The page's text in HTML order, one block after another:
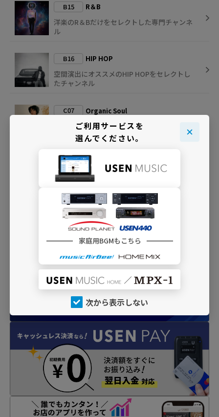
B15 R＆B
洋楽のR＆Bだけをセレクトした専門チャンネ
ル
B16 HIP HOP
空間演出にオススメのHIP HOPをセレクトし
たチャンネル
C07 Organic Soul
柔らかな木漏れ日がよく似合うオーガニック
なソウルを集めて
B07 R＆B CLASSICS
1990年代を中心にR＆B黄金期の名曲たちをセ
ご利用サービスを
選んでください。
家庭用BGMもこちら
次から表示しない